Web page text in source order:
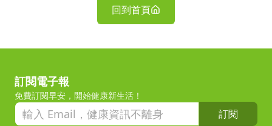
回到首頁
訂閱電子報
免費訂閱早安，開始健康新生活！
訂閱